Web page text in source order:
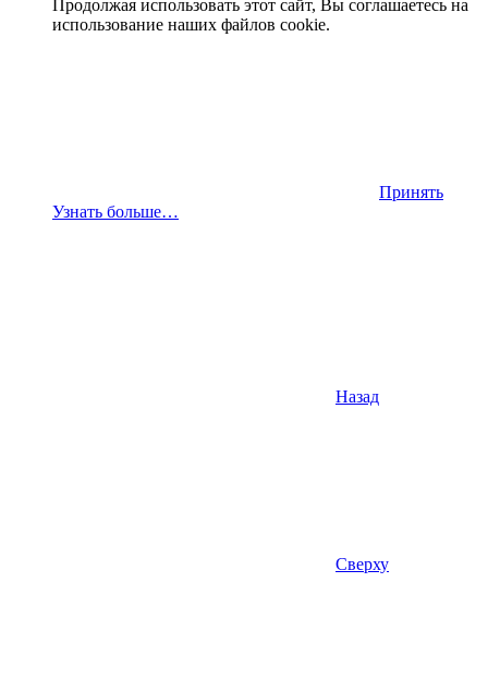
Продолжая использовать этот сайт, Вы соглашаетесь на
использование наших файлов cookie.
Принять
Узнать больше…
Назад
Сверху